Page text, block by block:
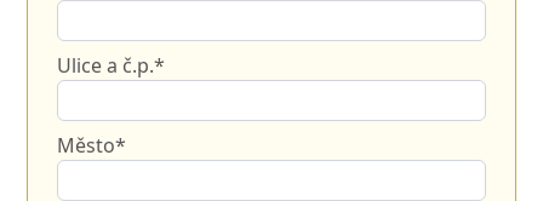
Ulice a č.p.*
Město*